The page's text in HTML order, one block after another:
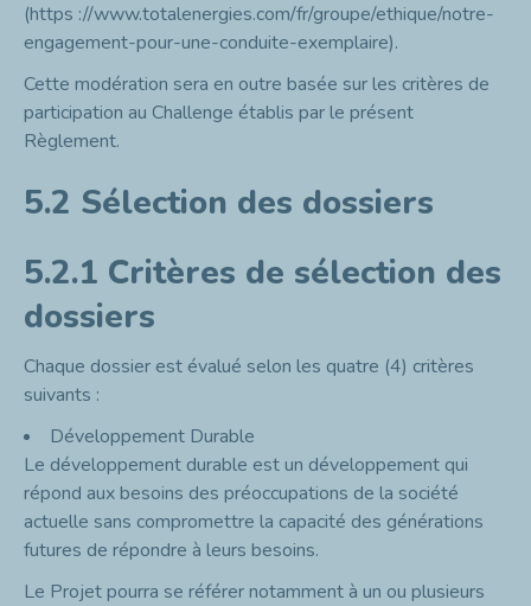
(https ://www.totalenergies.com/fr/groupe/ethique/notre-
engagement-pour-une-conduite-exemplaire).
Cette modération sera en outre basée sur les critères de
participation au Challenge établis par le présent
Règlement.
5.2 Sélection des dossiers
5.2.1 Critères de sélection des
dossiers
Chaque dossier est évalué selon les quatre (4) critères
suivants :
Développement Durable
Le développement durable est un développement qui
répond aux besoins des préoccupations de la société
actuelle sans compromettre la capacité des générations
futures de répondre à leurs besoins.
Le Projet pourra se référer notamment à un ou plusieurs